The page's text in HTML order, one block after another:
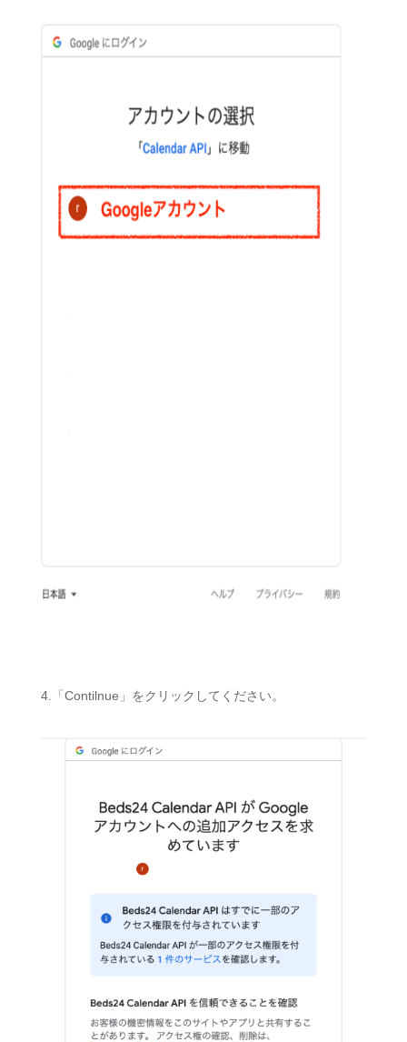
4.「 Contilnue」をクリックしてください。